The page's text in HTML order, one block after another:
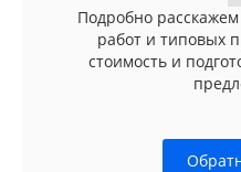
Подробно
работ и типовых
стоимость и